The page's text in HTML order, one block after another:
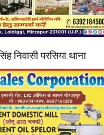
निवासी परसियाथाना